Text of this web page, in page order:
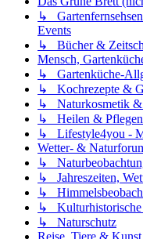
↳
Events
↳ Bücher &
Mensch,
↳ Gartenküche-
↳ Kochrezepte &
↳ Naturkosmetik &
↳ Heilen & Pflegen
↳ Lifestyle4you -
Wetter- &
↳
↳ Jahreszeiten,
↳
↳ Kulturhistorische
↳ Naturschutz
Reise, Tiere & Kunst